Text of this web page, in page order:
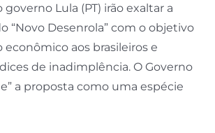
Lula (PT) irão exaltar a
“Novo Desenrola” com o objetivo
econômico aos brasileiros e
de inadimplência. O Governo
a proposta como uma espécie